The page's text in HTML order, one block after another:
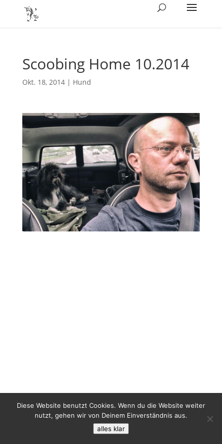
Scoobing Home 10.2014
Okt. 18, 2014| Hund
Diese Website benutzt Cookies. Wenn du die Website weiter
nutzt, gehen wir von Deinem Einverständnis aus.
alles klar